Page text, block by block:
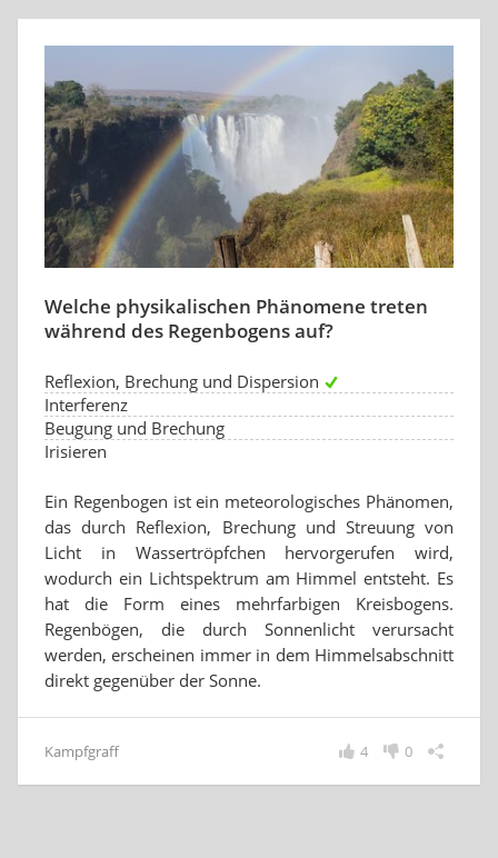
Welche physikalischen Phänomene treten
während des Regenbogens auf?
Reflexion, Brechung und Dispersion
Interferenz
Beugung und Brechung
Irisieren
Ein Regenbogen ist ein meteorologisches Phänomen,
das durch Reflexion, Brechung und Streuung von
Licht in Wassertröpfchen hervorgerufen wird,
wodurch ein Lichtspektrum am Himmel entsteht. Es
hat die Form eines mehrfarbigen Kreisbogens.
Regenbögen, die durch Sonnenlicht verursacht
werden, erscheinen immer in dem Himmelsabschnitt
direkt gegenüber der Sonne.
Kampfgraff 0
4